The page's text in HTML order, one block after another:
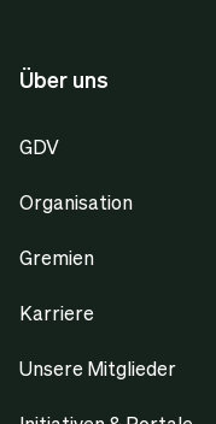
Über uns
GDV
Organisation
Gremien
Karriere
Unsere Mitglieder